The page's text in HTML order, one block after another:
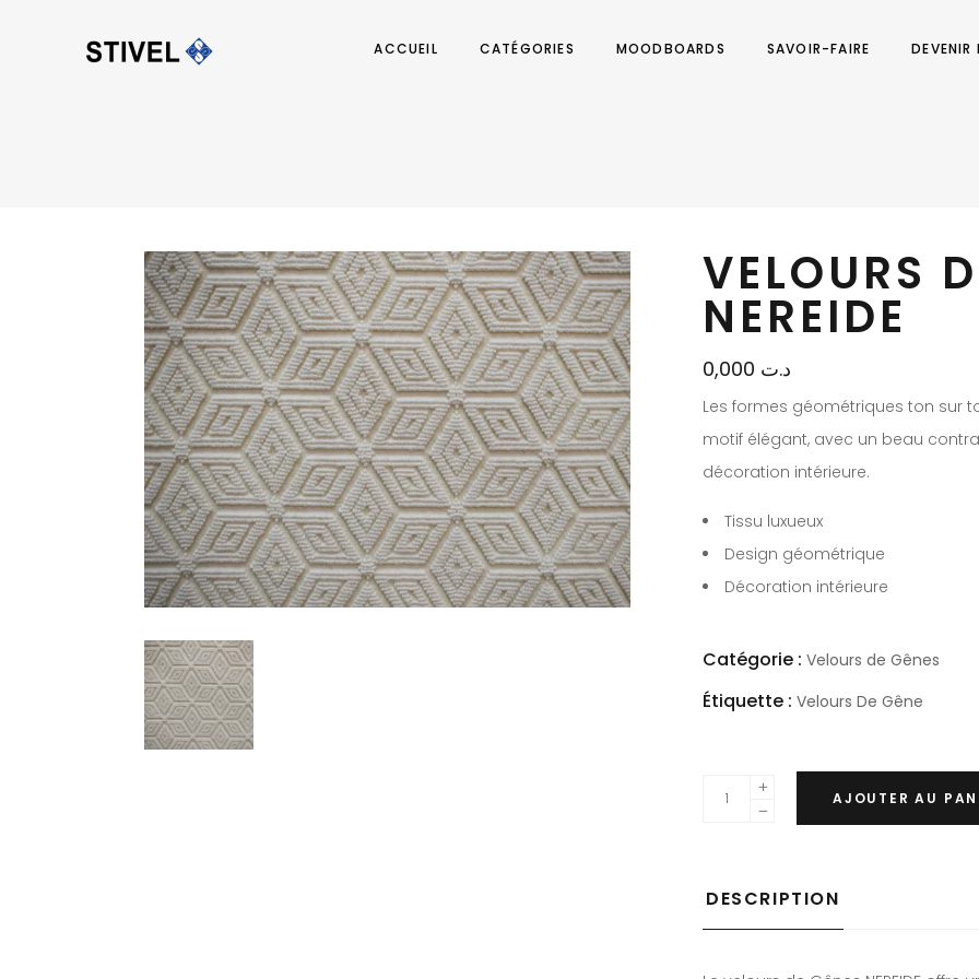
ACCUEIL CATÉGORIES MOODBOARDS SAVOIR-FAIRE DEVENIR
VELOURS
NEREIDE
د.ت
Les formes géométriques ton sur
motif élégant, avec un beau
décoration intérieure.
Tissu luxueux
Design géométrique
Décoration intérieure
Catégorie : Velours de Gênes
Étiquette : Velours De Gêne
AJOUTER AU
DESCRIPTION